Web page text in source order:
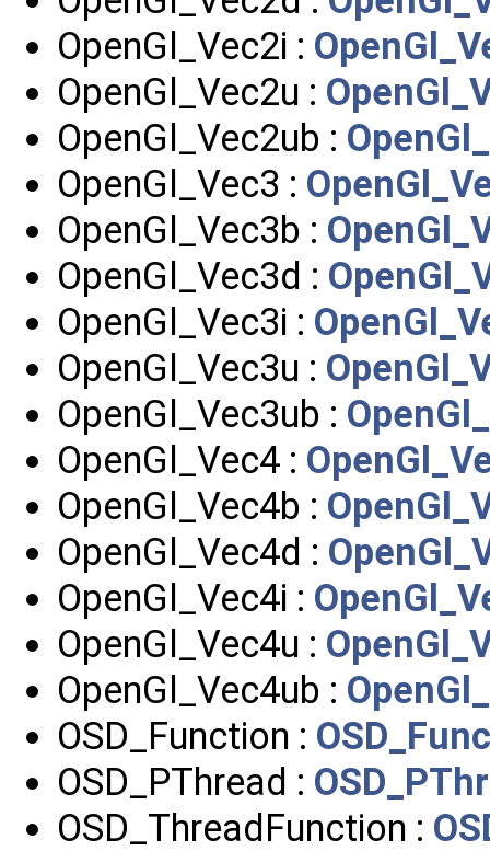
OpenGl_Vec2i :
OpenGl_Vec2u :
OpenGl_Vec2ub :
OpenGl_Vec3 :
OpenGl_Vec3b :
OpenGl_Vec3d :
OpenGl_Vec3i :
OpenGl_Vec3u :
OpenGl_Vec3ub :
OpenGl_Vec4 :
OpenGl_Vec4b :
OpenGl_Vec4d :
OpenGl_Vec4i :
OpenGl_Vec4u :
OpenGl_Vec4ub :
OSD_Function :
OSD_PThread :
OSD_ThreadFunction :